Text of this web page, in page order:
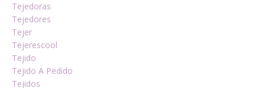
Tejedoras
Tejedores
Tejer
Tejerescool
Tejido
Tejido A Pedido
Tejidos